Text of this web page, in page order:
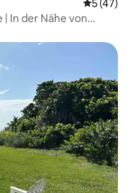
5 (47)
In der Nähe von